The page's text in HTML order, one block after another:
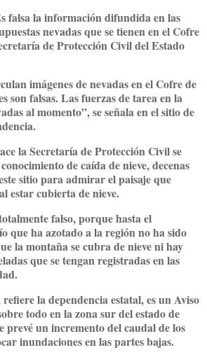
falsa la información difundida en las
nevadas que se tienen en el Cofre
de Protección Civil del Estado
imágenes de nevadas en el Cofre de
son falsas. Las fuerzas de tarea en la
al momento”, se señala en el sitio de
la Secretaría de Protección Civil se
de caída de nieve, decenas
sitio para admirar el paisaje que
estar cubierta de nieve.
falso, porque hasta el
que ha azotado a la región no ha sido
la montaña se cubra de nieve ni hay
que se tengan registradas en las
la dependencia estatal, es un Aviso
todo en la zona sur del estado de
prevé un incremento del caudal de los
inundaciones en las partes bajas.